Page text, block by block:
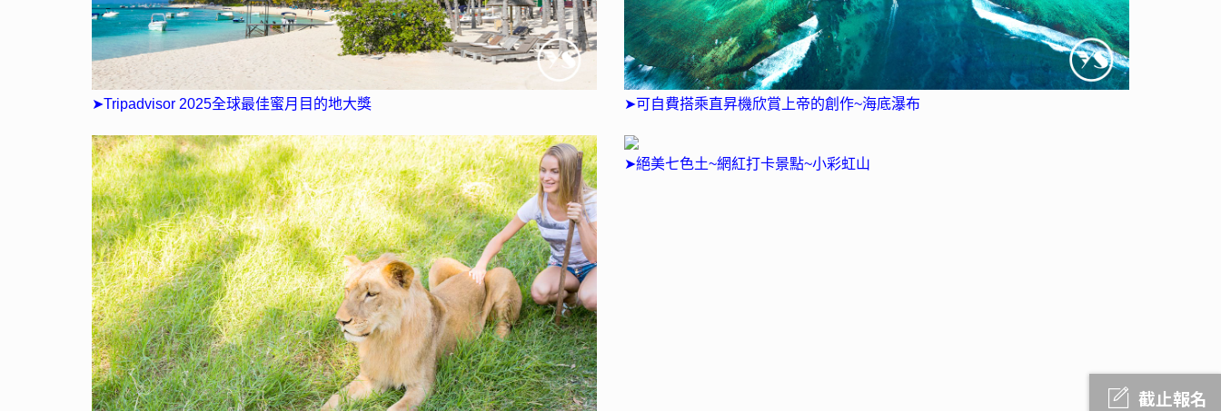
截止報名
➤Tripadvisor 2025全球最佳蜜月目的地大獎 ➤可自費搭乘直昇機欣賞上帝的創作~海底瀑布
➤絕美七色土~網紅打卡景點~小彩虹山